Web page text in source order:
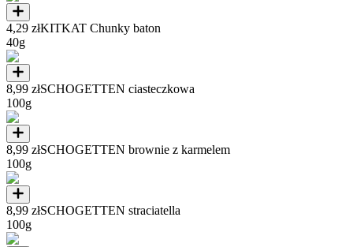
4,29 złKITKAT Chunky baton
40g
8,99 złSCHOGETTEN ciasteczkowa
100g
8,99 złSCHOGETTEN brownie z karmelem
100g
8,99 złSCHOGETTEN straciatella
100g